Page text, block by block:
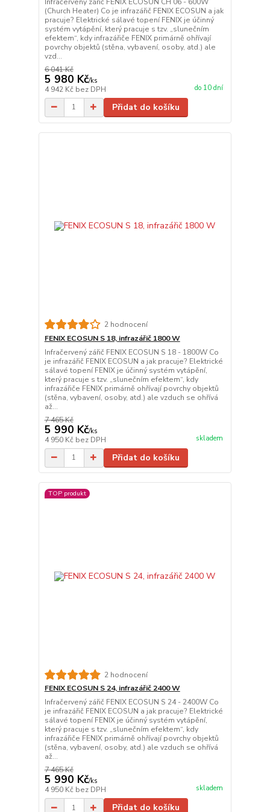
(Church Heater) Co je infrazářič FENIX ECOSUN a jak
pracuje? Elektrické sálavé topení FENIX je účinný
systém vytápění, který pracuje s tzv. „slunečním
efektem“, kdy infrazářiče FENIX primárně ohřívají
povrchy objektů (stěna, vybavení, osoby, atd.) ale
vzd...
6 041 Kč
5 980 Kč/ks
4 942 Kč bez DPH do 10 dní
Přidat do košíku
2 hodnocení
FENIX ECOSUN S 18, infrazářič 1800 W
Infračervený zářič FENIX ECOSUN S 18 - 1800W Co
je infrazářič FENIX ECOSUN a jak pracuje? Elektrické
sálavé topení FENIX je účinný systém vytápění,
který pracuje s tzv. „slunečním efektem“, kdy
infrazářiče FENIX primárně ohřívají povrchy objektů
(stěna, vybavení, osoby, atd.) ale vzduch se ohřívá
až...
7 465 Kč
5 990 Kč/ks
4 950 Kč bez DPH skladem
Přidat do košíku
TOP produkt
2 hodnocení
FENIX ECOSUN S 24, infrazářič 2400 W
Infračervený zářič FENIX ECOSUN S 24 - 2400W Co
je infrazářič FENIX ECOSUN a jak pracuje? Elektrické
sálavé topení FENIX je účinný systém vytápění,
který pracuje s tzv. „slunečním efektem“, kdy
infrazářiče FENIX primárně ohřívají povrchy objektů
(stěna, vybavení, osoby, atd.) ale vzduch se ohřívá
až...
7 465 Kč
5 990 Kč/ks
4 950 Kč bez DPH skladem
Přidat do košíku